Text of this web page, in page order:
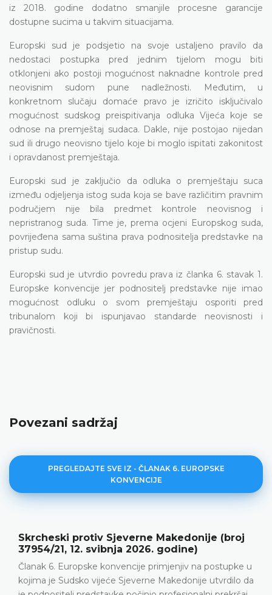
iz 2018. godine dodatno smanjile procesne garancije
dostupne sucima u takvim situacijama.
Europski sud je podsjetio na svoje ustaljeno pravilo da
nedostaci postupka pred jednim tijelom mogu biti
otklonjeni ako postoji mogućnost naknadne kontrole pred
neovisnim sudom pune nadležnosti. Međutim, u
konkretnom slučaju domaće pravo je izričito isključivalo
mogućnost sudskog preispitivanja odluka Vijeća koje se
odnose na premještaj sudaca. Dakle, nije postojao nijedan
sud ili drugo neovisno tijelo koje bi moglo ispitati zakonitost
i opravdanost premještaja.
Europski sud je zaključio da odluka o premještaju suca
između odjeljenja istog suda koja se bave različitim pravnim
područjem nije bila predmet kontrole neovisnog i
nepristranog suda. Time je, prema ocjeni Europskog suda,
povrijeđena sama suština prava podnositelja predstavke na
pristup sudu.
Europski sud je utvrdio povredu prava iz članka 6. stavak 1.
Europske konvencije jer podnositelj predstavke nije imao
mogućnost odluku o svom premještaju osporiti pred
tribunalom koji bi ispunjavao standarde neovisnosti i
pravičnosti.
Povezani sadržaj
PREGLEDAJTE SVE IZ - ČLANAK 6. EUROPSKE
KONVENCIJE
Aničić protiv Srbije (broj 36639/22, 9. lipnja
2026. godine)
Prekršajni postupak • Kažnjavanje za izazivanje
prometne nesreće • Prigovor četvrtog stupnja • Nema